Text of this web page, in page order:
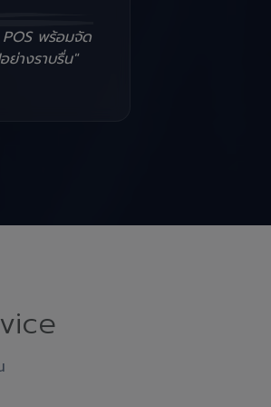
พร้อมจัด
ย่างราบรื่น"